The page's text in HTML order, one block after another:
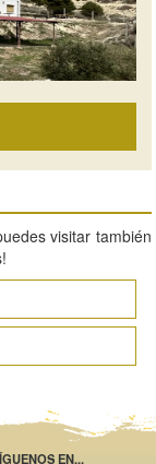
visitar también
EN...